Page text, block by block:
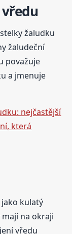
žaludku
žaludeční
považuje
a jmenuje
nejčastější
která
kulatý
na okraji
vředu